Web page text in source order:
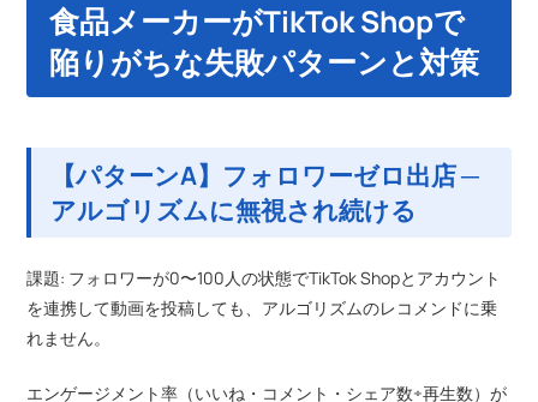
食品メーカーがTikTok Shopで
陥りがちな失敗パターンと対策
【パターンA】フォロワーゼロ出店 ─
アルゴリズムに無視され続ける
課題: フォロワーが0〜100人の状態でTikTok Shopとアカウント
を連携して動画を投稿しても、アルゴリズムのレコメンドに乗
れません。
エンゲージメント率（いいね・コメント・シェア数÷再生数）が